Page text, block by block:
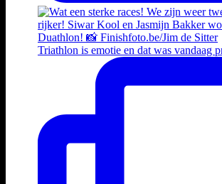
Triathlon is emotie en dat was vandaag